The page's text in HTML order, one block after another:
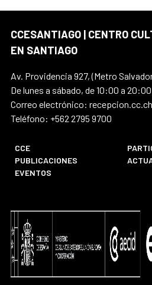
CCESANTIAGO | CENTRO
EN SANTIAGO
Av. Providencia 927, (Metro
De lunes a sábado, de 10:00 a
Correo electrónico:
Teléfono: +562 2795 9700
CCE
PUBLICACIONES
EVENTOS